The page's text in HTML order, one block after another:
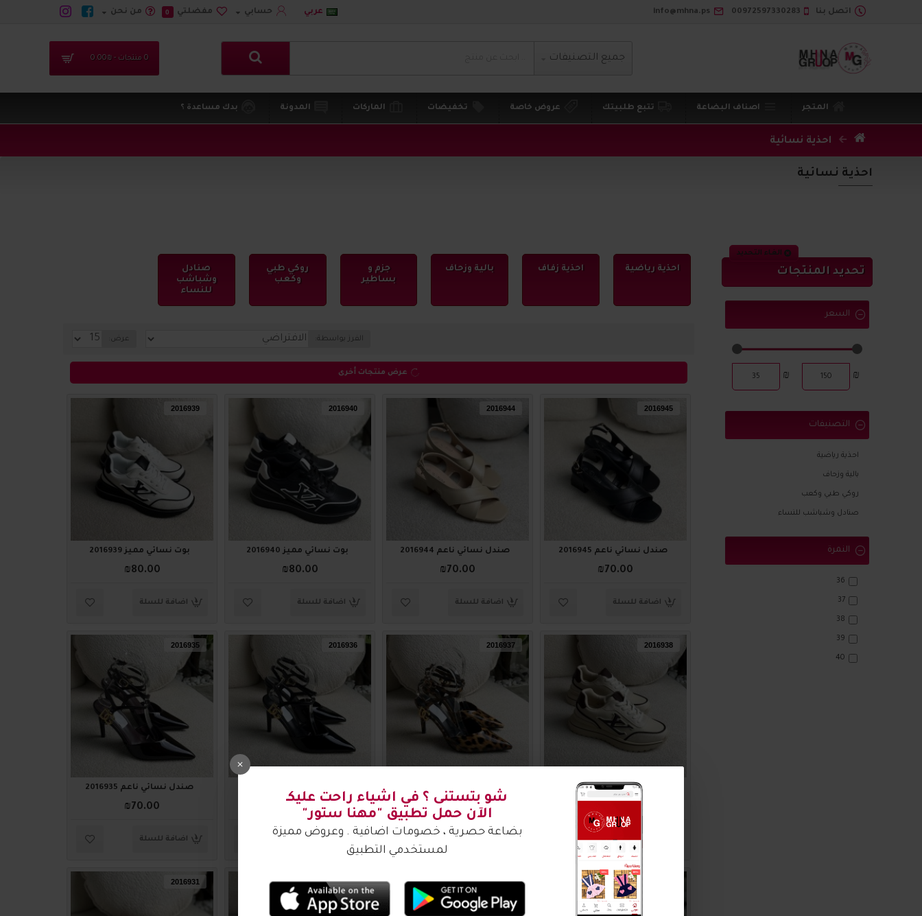
اتصل بنا 00972597330283
info@mhna.ps عربي حسابي مفضلتي 0 من نحن
جميع التصنيفات 0 منتجات - ₪0.00
المتجر اصناف البضاعة تتبع طلبيتك عروض خاصة تخفيضات الماركات المدونة بدك مساعدة ؟
شو بتستنى ؟ في اشياء راحت عليكـ
الآن حمل تطبيق "مهنا ستور"
لمستخدمي التطبيق
احذية نسائية
احذية نسائية
تحديد المنتجات
الغاء التحديد
السعر
₪
₪
التصنيفات
احذية رياضية
بالية وزحاف
روكي طبي وكعب
صنادل وشباشب للنساء
النمرة
36
37
38
39
40
احذية رياضية احذية زفاف بالية وزحاف
جزم و
بساطير
روكي طبي
وكعب
صنادل
وشباشب
للنساء
الفرز بواسطة: عرض:
عرض منتجات أخرى
2016945
صندل نسائي ناعم 2016945
₪70.00
اضافة للسلة
2016944
صندل نسائي ناعم 2016944
₪70.00
اضافة للسلة
2016940
بوت نسائي مميز 2016940
₪80.00
اضافة للسلة
2016939
بوت نسائي مميز 2016939
₪80.00
اضافة للسلة
2016938
بوت نسائي مميز 2016938
اضافة للسلة
2016937
صندل نسائي ناعم 2016937
₪70.00
اضافة للسلة
2016936
₪70.00
اضافة للسلة
2016935
صندل نسائي ناعم 2016935
₪70.00
اضافة للسلة
2016933
2016932
2016931